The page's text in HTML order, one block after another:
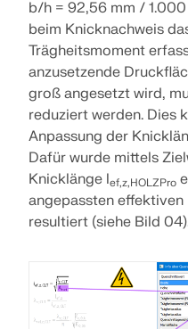
b/h = 92,56 mm /
beim Knicknachweis
Trägheitsmoment
anzusetzende
groß angesetzt wird,
reduziert werden. Dies
Anpassung der
Dafür wurde mittels
Knicklänge lef,z,HOLZPro
angepassten
resultiert (siehe Bild